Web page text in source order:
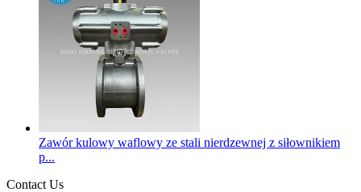
Zawór kulowy waflowy ze stali nierdzewnej z siłownikiem
p...
Contact Us